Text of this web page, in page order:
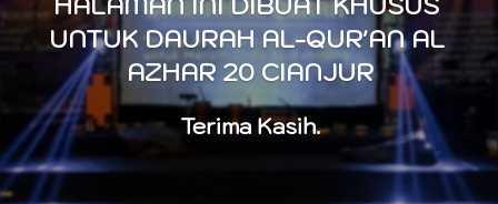
UNTUK DAURAH AL-QUR'AN AL
AZHAR 20 CIANJUR
Terima Kasih.